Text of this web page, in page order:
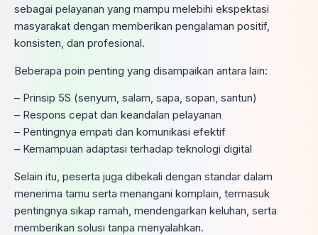
sebagai pelayanan yang mampu melebihi ekspektasi
masyarakat dengan memberikan pengalaman positif,
konsisten, dan profesional.
Beberapa poin penting yang disampaikan antara lain:
– Prinsip 5S (senyum, salam, sapa, sopan, santun)
– Respons cepat dan keandalan pelayanan
– Pentingnya empati dan komunikasi efektif
– Kemampuan adaptasi terhadap teknologi digital
Selain itu, peserta juga dibekali dengan standar dalam
menerima tamu serta menangani komplain, termasuk
pentingnya sikap ramah, mendengarkan keluhan, serta
memberikan solusi tanpa menyalahkan.